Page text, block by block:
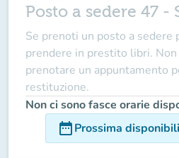
Posto a sedere 47 -
Se prenoti un posto a sedere
prendere in prestito libri. Non
prenotare un appuntamento
restituzione.
Non ci sono fasce orarie
date_rangeProssima